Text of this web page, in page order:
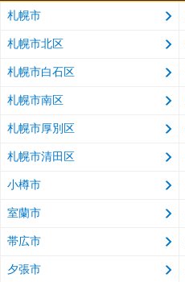
札幌市
札幌市北区
札幌市白石区
札幌市南区
札幌市厚別区
札幌市清田区
小樽市
室蘭市
帯広市
夕張市